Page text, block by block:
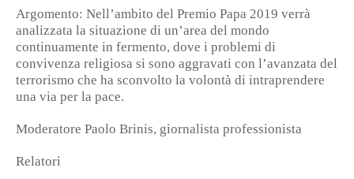
Argomento: Nell’ambito del Premio Papa 2019 verrà
analizzata la situazione di un’area del mondo
continuamente in fermento, dove i problemi di
convivenza religiosa si sono aggravati con l’avanzata del
terrorismo che ha sconvolto la volontà di intraprendere
una via per la pace.
Moderatore Paolo Brinis, giornalista professionista
Relatori